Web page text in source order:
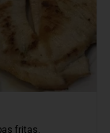
fritas.